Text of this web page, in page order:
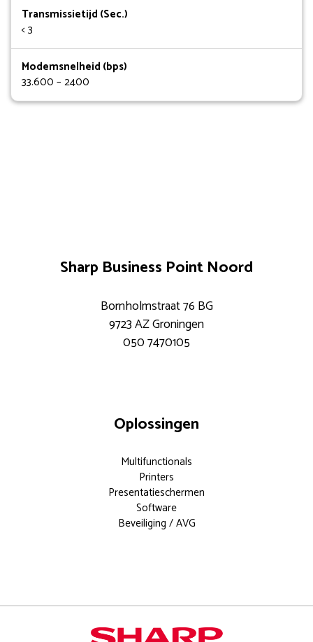
Documentoplossingen voor elk
modern kantoor. Meer weten?
Transmissietijd (Sec.)
< 3
Modemsnelheid (bps)
33.600 – 2400
Sharp Business Point Noord
Bornholmstraat 76 BG
9723 AZ Groningen
050 7470105
Oplossingen
Multifunctionals
Printers
Presentatieschermen
Software
Beveiliging / AVG